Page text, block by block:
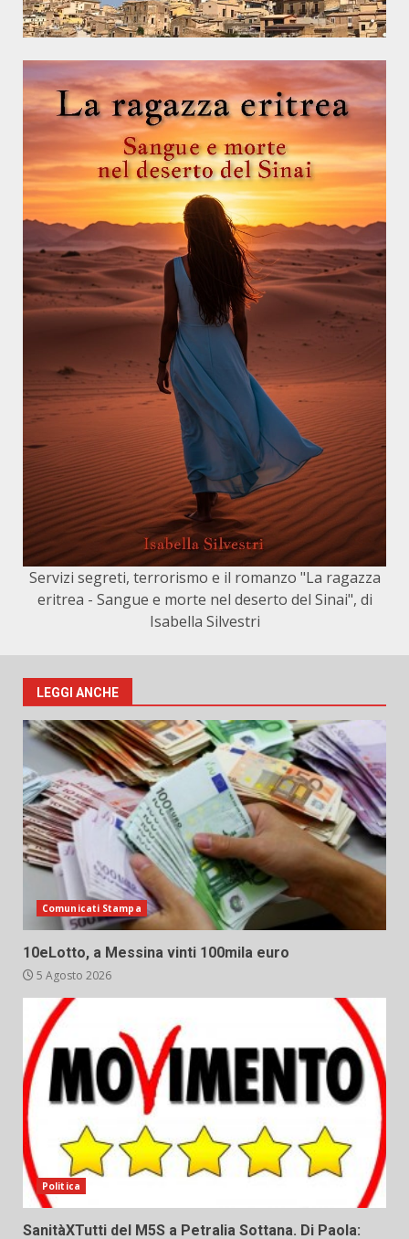
Servizi segreti, terrorismo e il romanzo "La ragazza
eritrea - Sangue e morte nel deserto del Sinai", di
Isabella Silvestri
LEGGI ANCHE
Comunicati Stampa
10eLotto, a Messina vinti 100mila euro
5 Agosto 2026
Politica
SanitàXTutti del M5S a Petralia Sottana. Di Paola: